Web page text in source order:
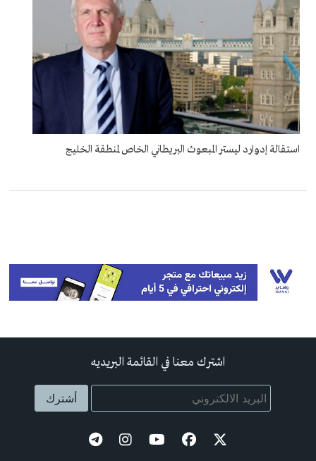
استقالة إدوارد ليستر المبعوث البريطاني الخاص لمنطقة الخليج
اشترك معنا في القائمة البريديه